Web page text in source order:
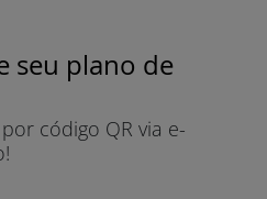
seu plano de
código QR via e-